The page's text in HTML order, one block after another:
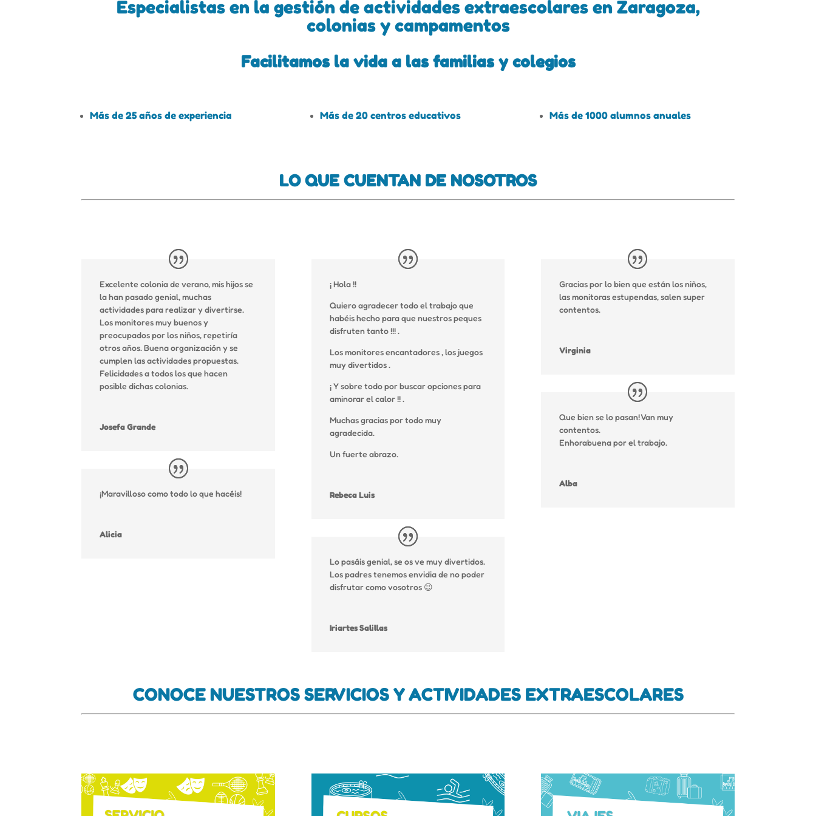
Especialistas en la gestión de actividades extraescolares en Zaragoza,
colonias y campamentos
Facilitamos la vida a las familias y colegios
Más de 25 años de experiencia Más de 20 centros educativos Más de 1000 alumnos anuales
LO QUE CUENTAN DE NOSOTROS
Excelente colonia de verano, mis hijos se
la han pasado genial, muchas
actividades para realizar y divertirse.
Los monitores muy buenos y
preocupados por los niños, repetiría
otros años. Buena organización y se
cumplen las actividades propuestas.
Felicidades a todos los que hacen
posible dichas colonias.
Josefa Grande
¡Maravilloso como todo lo que hacéis!
Alicia
¡ Hola !!
Quiero agradecer todo el trabajo que
habéis hecho para que nuestros peques
disfruten tanto !!! .
Los monitores encantadores , los juegos
muy divertidos .
¡ Y sobre todo por buscar opciones para
aminorar el calor !! .
Muchas gracias por todo muy
agradecida.
Un fuerte abrazo.
Rebeca Luis
Lo pasáis genial, se os ve muy divertidos.
Los padres tenemos envidia de no poder
disfrutar como vosotros 😉
Iriartes Salillas
Gracias por lo bien que están los niños,
las monitoras estupendas, salen super
contentos.
Virginia
Que bien se lo pasan! Van muy
contentos.
Enhorabuena por el trabajo.
Alba
CONOCE NUESTROS SERVICIOS Y ACTIVIDADES EXTRAESCOLARES